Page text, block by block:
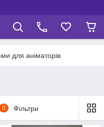
для аніматорів
0 Фільтри